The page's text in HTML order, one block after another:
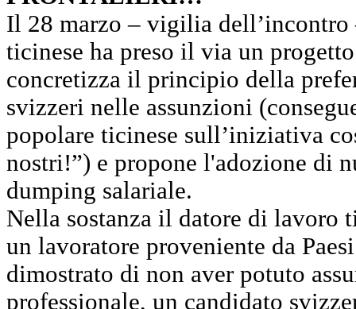
Il 28 marzo – vigilia dell’incontro
ticinese ha preso il via un
concretizza il principio della
svizzeri nelle assunzioni
popolare ticinese sull’iniziativa
nostri!”) e propone l'adozione di
dumping salariale.
Nella sostanza il datore di lavoro
un lavoratore proveniente da
dimostrato di non aver potuto
professionale, un candidato